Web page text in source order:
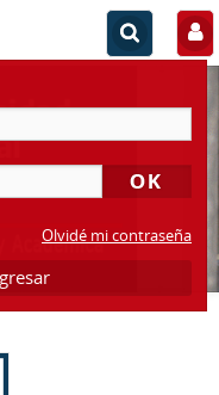
Olvidé mi contraseña